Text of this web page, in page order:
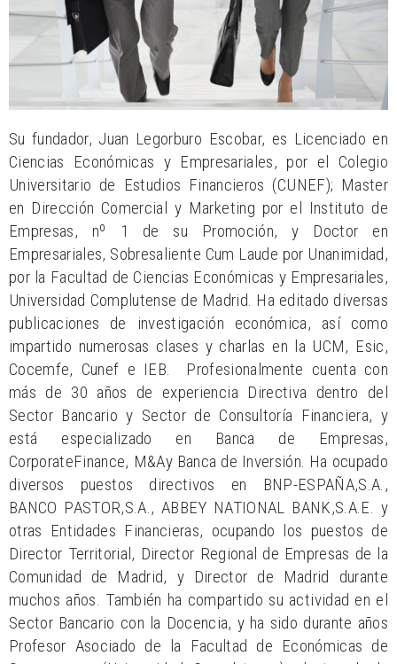
Su fundador, Juan Legorburo Escobar, es Licenciado en
Ciencias Económicas y Empresariales, por el Colegio
Universitario de Estudios Financieros (CUNEF); Master
en Dirección Comercial y Marketing por el Instituto de
Empresas, nº 1 de su Promoción, y Doctor en
Empresariales, Sobresaliente Cum Laude por Unanimidad,
por la Facultad de Ciencias Económicas y Empresariales,
Universidad Complutense de Madrid. Ha editado diversas
publicaciones de investigación económica, así como
impartido numerosas clases y charlas en la UCM, Esic,
Cocemfe, Cunef e IEB. Profesionalmente cuenta con
más de 30 años de experiencia Directiva dentro del
Sector Bancario y Sector de Consultoría Financiera, y
está especializado en Banca de Empresas,
CorporateFinance, M&Ay Banca de Inversión. Ha ocupado
diversos puestos directivos en BNP-ESPAÑA,S.A.,
BANCO PASTOR,S.A., ABBEY NATIONAL BANK,S.A.E. y
otras Entidades Financieras, ocupando los puestos de
Director Territorial, Director Regional de Empresas de la
Comunidad de Madrid, y Director de Madrid durante
muchos años. También ha compartido su actividad en el
Sector Bancario con la Docencia, y ha sido durante años
Profesor Asociado de la Facultad de Económicas de